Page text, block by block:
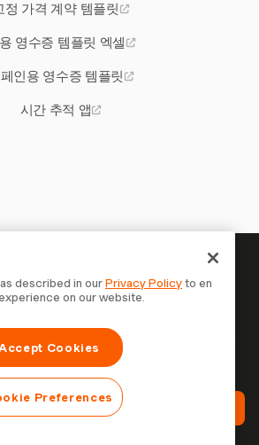
정 가격 계약 템플릿
영수증 템플릿 엑셀
인용 영수증 템플릿
시간 추적 앱
은 기록할 가치가 있
지금 시작하세요
적하고, 고객에게 청구하고, 더 빠르게
이상의 기업에 합류하세요. 무료 체험,
described in ourPrivacy Policyto en
on our website.
Cookies
Preferences